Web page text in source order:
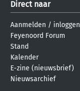
Direct naar
Aanmelden / inloggen
Feyenoord Forum
Stand
Kalender
E-zine (nieuwsbrief)
Nieuwsarchief